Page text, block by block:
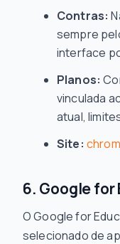
Contras:
sempre
interface
Planos:
vinculada
atual,
Site:
6. Google for
O Google for
selecionado de